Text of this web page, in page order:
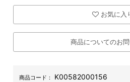
お気に入
商品についてのお
商品コード： K00582000156